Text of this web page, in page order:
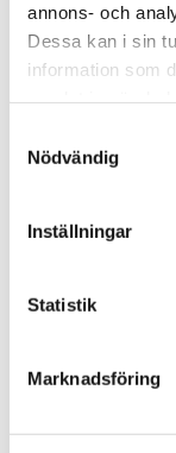
annons- och
Dessa kan i sin
information som
Nödvändig
Inställningar
Statistik
Marknadsföring
Olika
På
olika
Våra
bäst